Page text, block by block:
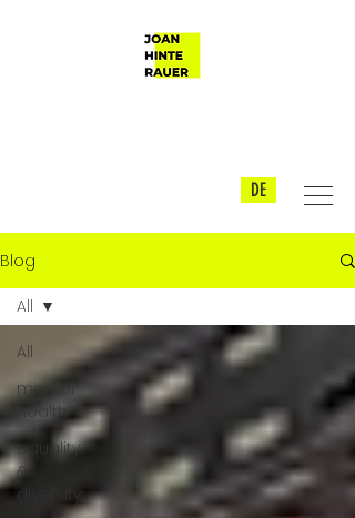
DE
Blog
All
mental
health
equality
&
diversity
All